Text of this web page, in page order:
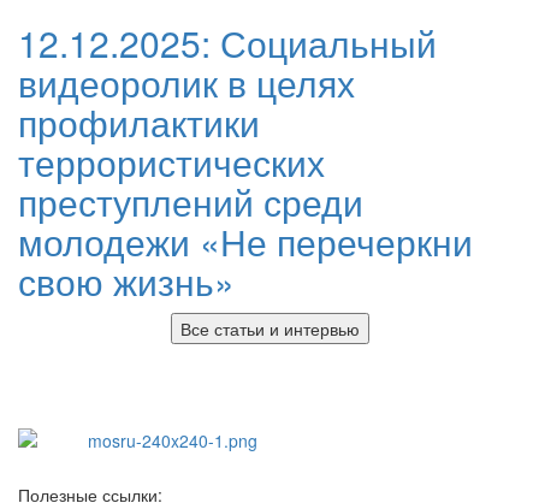
12.12.2025: Социальный
видеоролик в целях
профилактики
террористических
преступлений среди
молодежи «Не перечеркни
свою жизнь»
Все статьи и интервью
Полезные ссылки: